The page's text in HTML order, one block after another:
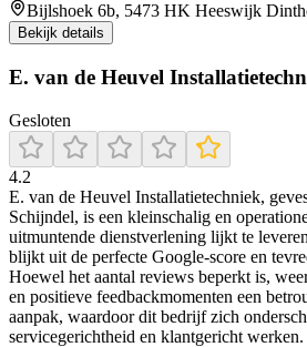
Bijlshoek 6b, 5473 HK Heeswijk
Bekijk details
E. van de Heuvel
Gesloten
4.2
E. van de Heuvel Installatietechniek,
Schijndel, is een kleinschalig en
uitmuntende dienstverlening lijkt te
blijkt uit de perfecte Google-score en
Hoewel het aantal reviews beperkt is,
en positieve feedbackmomenten een
aanpak, waardoor dit bedrijf zich
servicegerichtheid en klantgericht werken.